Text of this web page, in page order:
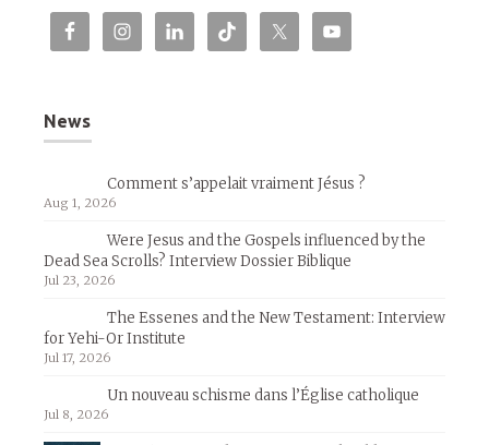
News
Comment s’appelait vraiment Jésus ?
Aug 1, 2026
Were Jesus and the Gospels influenced by the
Dead Sea Scrolls? Interview Dossier Biblique
Jul 23, 2026
The Essenes and the New Testament: Interview
for Yehi-Or Institute
Jul 17, 2026
Un nouveau schisme dans l’Église catholique
Jul 8, 2026